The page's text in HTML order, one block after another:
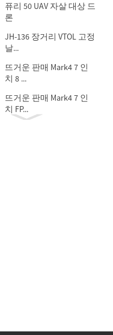
퓨리 50 UAV 자살 대상 드
론
JH-136 장거리 VTOL 고정
날...
뜨거운 판매 Mark4 7 인
치 8 ...
뜨거운 판매 Mark4 7 인
치 FP...